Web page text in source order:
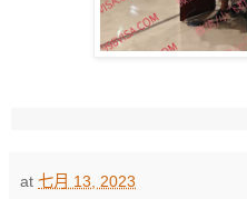
at 七月 13, 2023